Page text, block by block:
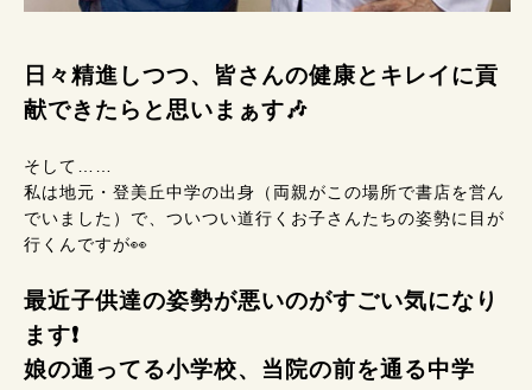
日々精進しつつ、皆さんの健康とキレイに貢
献できたらと思いまぁす🎶
そして……
私は地元・登美丘中学の出身（両親がこの場所で書店を営ん
でいました）で、ついつい道行くお子さんたちの姿勢に目が
行くんですが👀
最近子供達の姿勢が悪いのがすごい気になり
ます❗
娘の通ってる小学校、当院の前を通る中学